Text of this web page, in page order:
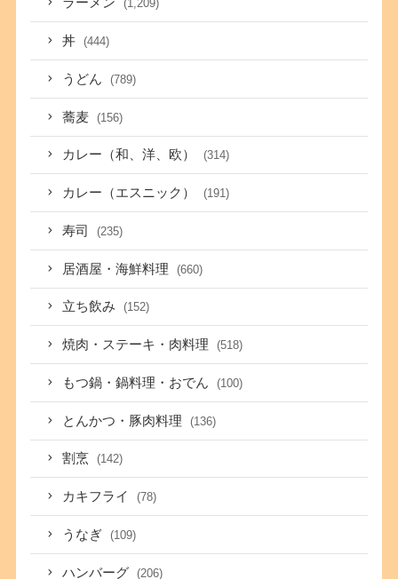
ラーメン (1,209)
丼 (444)
うどん (789)
蕎麦 (156)
カレー（和、洋、欧） (314)
カレー（エスニック） (191)
寿司 (235)
居酒屋・海鮮料理 (660)
立ち飲み (152)
焼肉・ステーキ・肉料理 (518)
もつ鍋・鍋料理・おでん (100)
とんかつ・豚肉料理 (136)
割烹 (142)
カキフライ (78)
うなぎ (109)
ハンバーグ (206)